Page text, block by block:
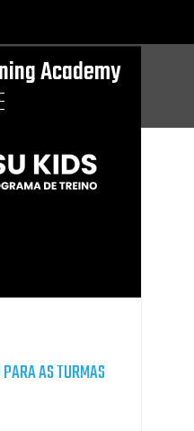
Academy
AS TURMAS